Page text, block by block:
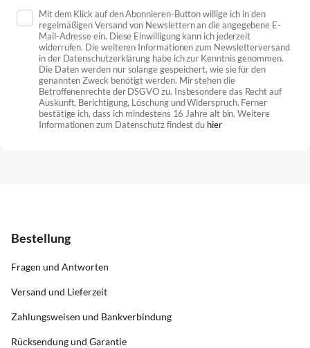
Mit dem Klick auf den Abonnieren-Button willige ich in den
regelmäßigen Versand von Newslettern an die angegebene E-
Mail-Adresse ein. Diese Einwilligung kann ich jederzeit
widerrufen. Die weiteren Informationen zum Newsletterversand
in der Datenschutzerklärung habe ich zur Kenntnis genommen.
Die Daten werden nur solange gespeichert, wie sie für den
genannten Zweck benötigt werden. Mir stehen die
Betroffenenrechte der DSGVO zu. Insbesondere das Recht auf
Auskunft, Berichtigung, Löschung und Widerspruch. Ferner
bestätige ich, dass ich mindestens 16 Jahre alt bin. Weitere
Informationen zum Datenschutz findest du hier
Bestellung
Fragen und Antworten
Versand und Lieferzeit
Zahlungsweisen und Bankverbindung
Rücksendung und Garantie